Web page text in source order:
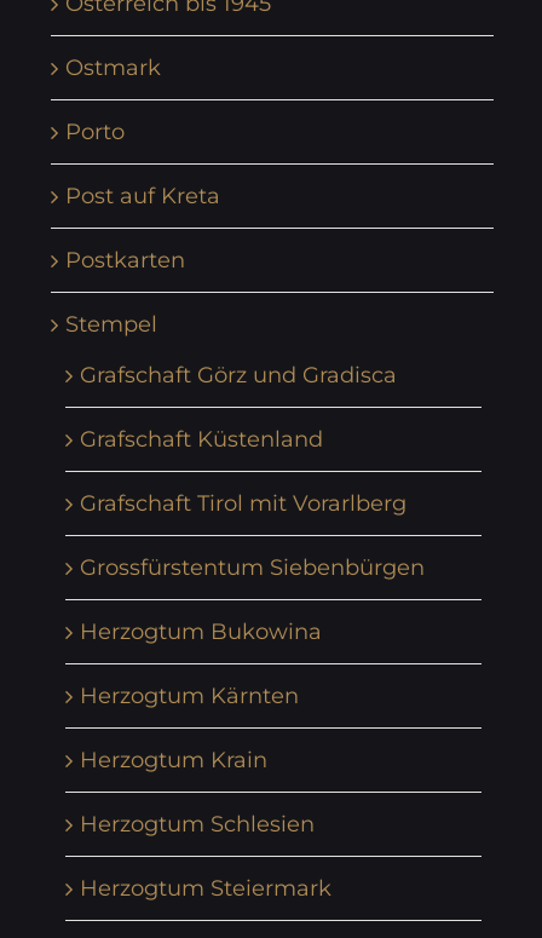
Ostmark
Porto
Post auf Kreta
Postkarten
Stempel
Grafschaft Görz und Gradisca
Grafschaft Küstenland
Grafschaft Tirol mit Vorarlberg
Grossfürstentum Siebenbürgen
Herzogtum Bukowina
Herzogtum Kärnten
Herzogtum Krain
Herzogtum Schlesien
Herzogtum Steiermark